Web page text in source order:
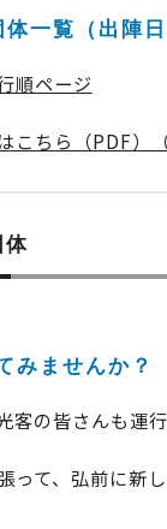
一覧（出陣日
順ページ
こちら（PDF）（
体
みませんか？
客の皆さんも運
って、弘前に新